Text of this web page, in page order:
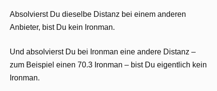
Absolvierst Du dieselbe Distanz bei einem anderen
Anbieter, bist Du kein Ironman.
Und absolvierst Du bei Ironman eine andere Distanz –
zum Beispiel einen 70.3 Ironman – bist Du eigentlich kein
Ironman.